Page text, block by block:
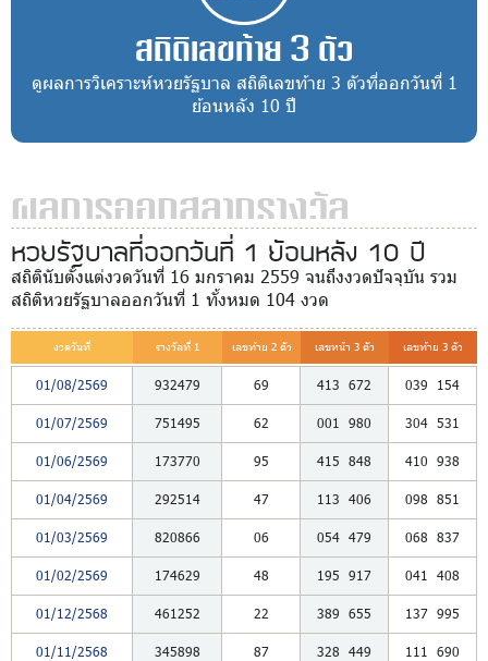
สถิติเลขท้าย 3 ตัว
ดูผลการวิเคราะห์หวยรัฐบาล สถิติเลขท้าย 3 ตัวที่ออกวันที่ 1
ย้อนหลัง 10 ปี
ผลการออกสลากรางวัล
หวยรัฐบาลที่ออกวันที่ 1 ย้อนหลัง 10 ปี
สถิตินับตั้งแต่งวดวันที่ 16 มกราคม 2559 จนถึงงวดปัจจุบัน รวม
สถิติหวยรัฐบาลออกวันที่ 1 ทั้งหมด 104 งวด
งวดวันที่ รางวัลที่ 1 เลขท้าย 2 ตัว เลขหน้า 3 ตัว เลขท้าย 3 ตัว
01/08/2569 932479 69 413 672 039 154
01/07/2569 751495 62 001 980 304 531
01/06/2569 173770 95 415 848 410 938
01/04/2569 292514 47 113 406 098 851
01/03/2569 820866 06 054 479 068 837
01/02/2569 174629 48 195 917 041 408
01/12/2568 461252 22 389 655 137 995
01/11/2568 345898 87 328 449 111 690